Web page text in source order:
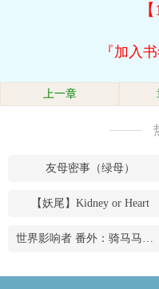
『加入
上一章
友母密事（绿母）
【妖尾】Kidney or Heart
世界影响者 番外：骑马马（骑妈妈）